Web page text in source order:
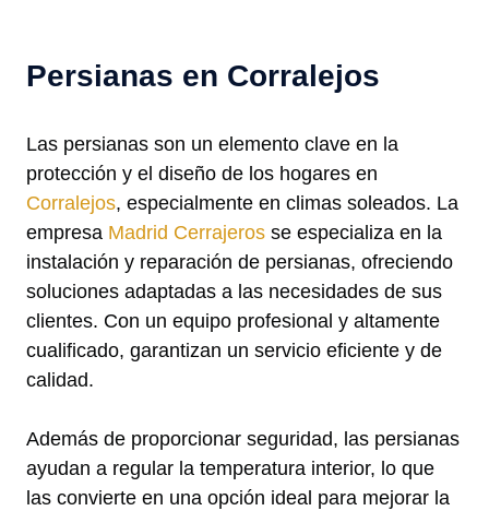
Persianas en Corralejos
Las persianas son un elemento clave en la
protección y el diseño de los hogares en
Corralejos, especialmente en climas soleados. La
empresa Madrid Cerrajeros se especializa en la
instalación y reparación de persianas, ofreciendo
soluciones adaptadas a las necesidades de sus
clientes. Con un equipo profesional y altamente
cualificado, garantizan un servicio eficiente y de
calidad.
Además de proporcionar seguridad, las persianas
ayudan a regular la temperatura interior, lo que
las convierte en una opción ideal para mejorar la